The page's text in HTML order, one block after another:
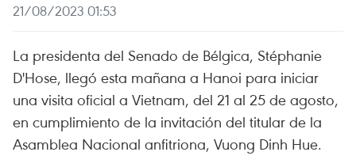
21/08/2023 01:53
La presidenta del Senado de Bélgica, Stéphanie
D'Hose, llegó esta mañana a Hanoi para iniciar
una visita oficial a Vietnam, del 21 al 25 de agosto,
en cumplimiento de la invitación del titular de la
Asamblea Nacional anfitriona, Vuong Dinh Hue.